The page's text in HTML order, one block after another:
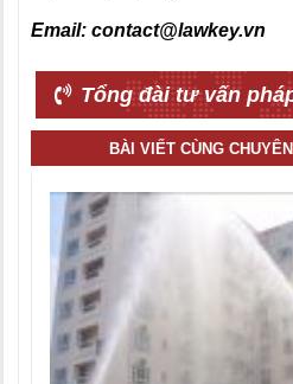
Email:
Tổng đài tư vấn
BÀI VIẾT CÙNG